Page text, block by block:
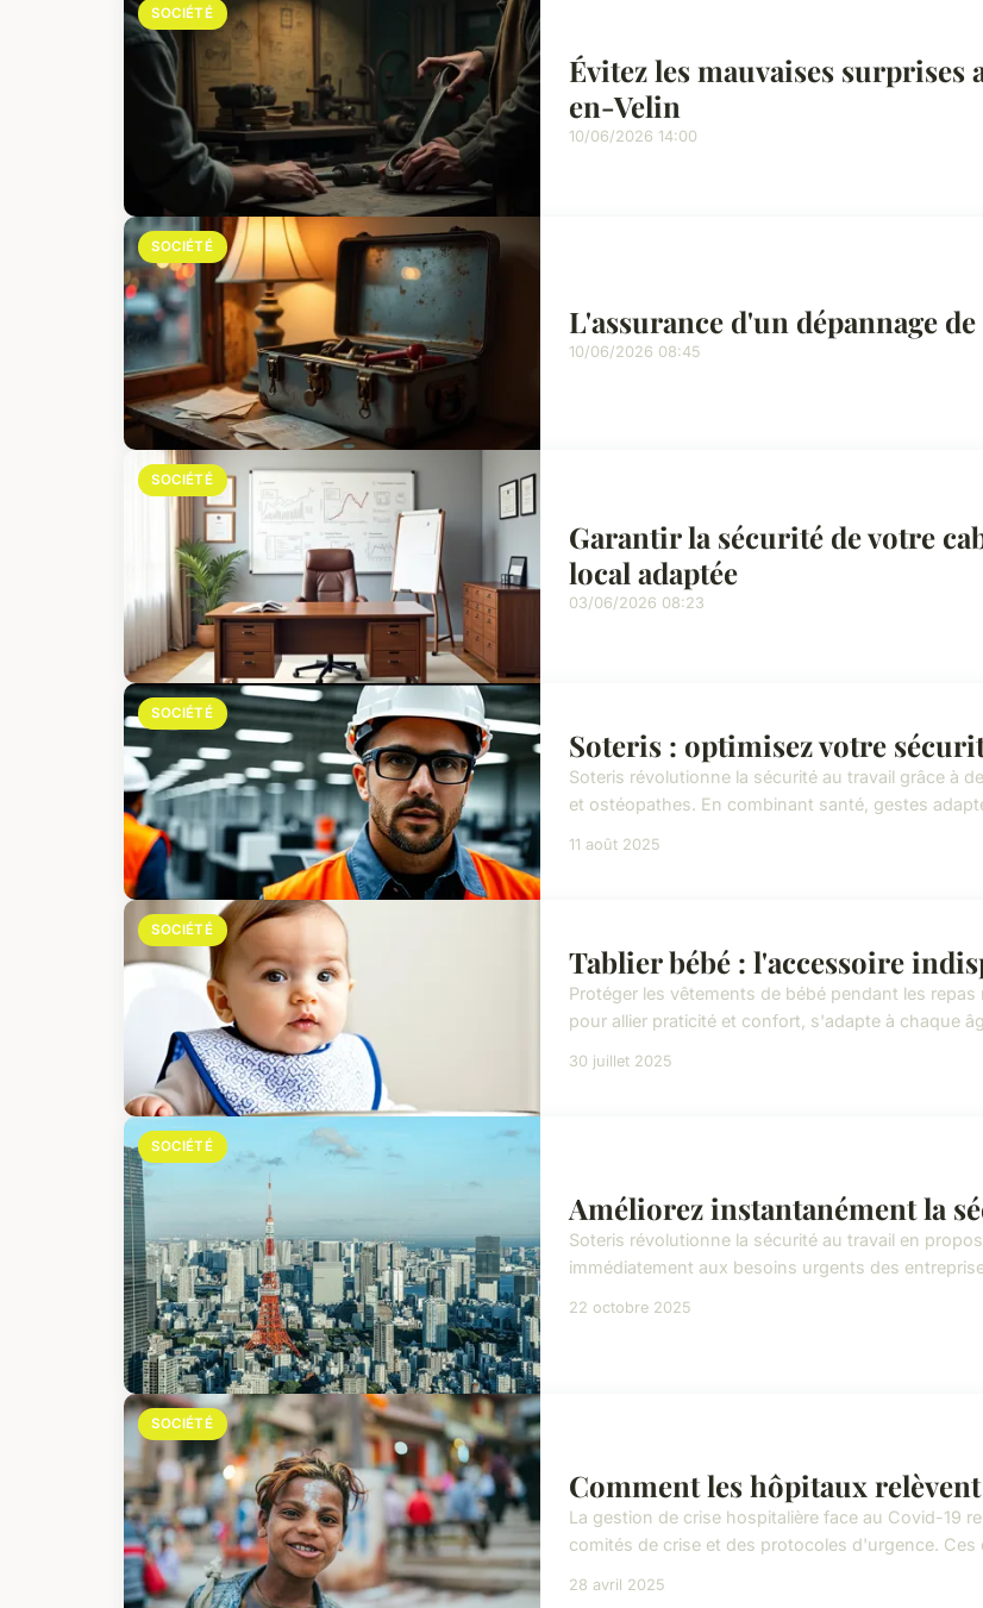
SOCIÉTÉ
Évitez les mauvaises surprises
en-Velin
10/06/2026 14:00
SOCIÉTÉ
L'assurance d'un dépannage
10/06/2026 08:45
SOCIÉTÉ
Garantir la sécurité de votre
local adaptée
03/06/2026 08:23
SOCIÉTÉ
Soteris : optimisez votre
Soteris révolutionne la sécurité au travail grâce à
et ostéopathes. En combinant santé, gestes
11 août 2025
SOCIÉTÉ
Tablier bébé : l'accessoire
Protéger les vêtements de bébé pendant les
pour allier praticité et confort, s'adapte à chaque
30 juillet 2025
SOCIÉTÉ
Améliorez instantanément la
Soteris révolutionne la sécurité au travail en
immédiatement aux besoins urgents des
22 octobre 2025
SOCIÉTÉ
Comment les hôpitaux
La gestion de crise hospitalière face au Covid-19
comités de crise et des protocoles d'urgence.
28 avril 2025